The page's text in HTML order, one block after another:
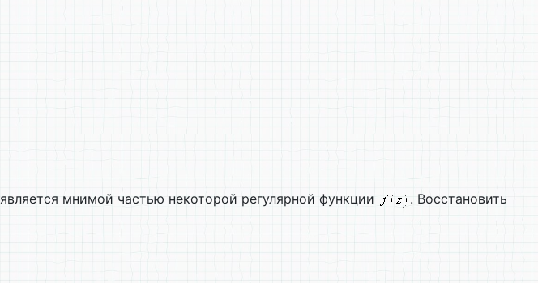
является мнимой частью некоторой регулярной функции
. Восстановить